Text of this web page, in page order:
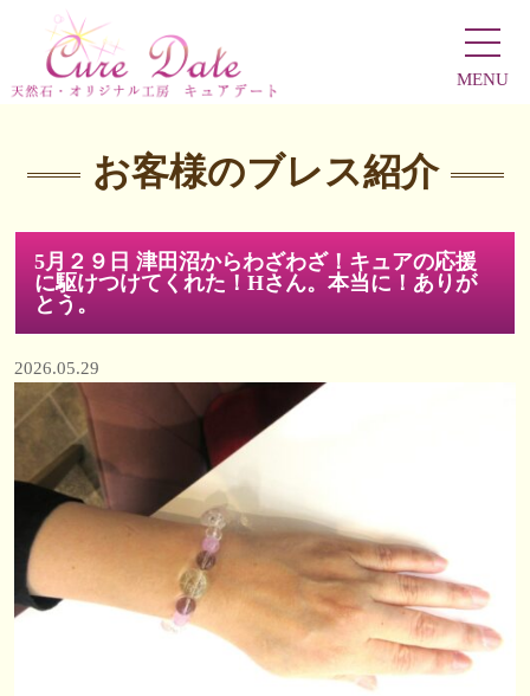
MENU
お客様のブレス紹介
5月２９日 津田沼からわざわざ！キュアの応援
に駆けつけてくれた！Hさん。本当に！ありが
とう。
2026.05.29